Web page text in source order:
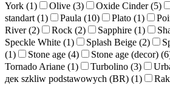
York (1) Olive (3) Oxide Cinder (5)
standart (1) Paula (10) Plato (1)
River (2) Rock (2) Sapphire (1)
Speckle White (1) Splash Beige (2)
(1) Stone age (4) Stone age (decor) (6
Tornado Ariane (1) Turbolino (3)
дек szkliw podstawowych (BR) (1)